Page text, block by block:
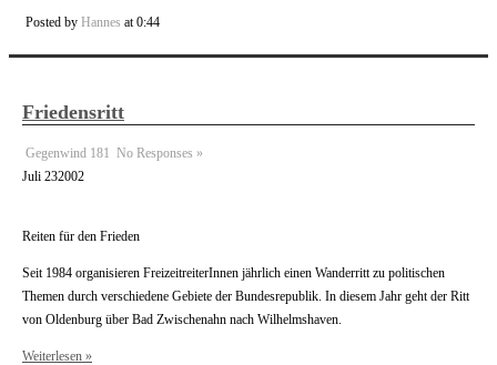
Posted by Hannes at 0:44
Friedensritt
Gegenwind 181 No Responses »
Juli 232002
Reiten für den Frieden
Seit 1984 organisieren FreizeitreiterInnen jährlich einen Wanderritt zu politischen
Themen durch verschiedene Gebiete der Bundesrepublik. In diesem Jahr geht der Ritt
von Oldenburg über Bad Zwischenahn nach Wilhelmshaven.
Weiterlesen »